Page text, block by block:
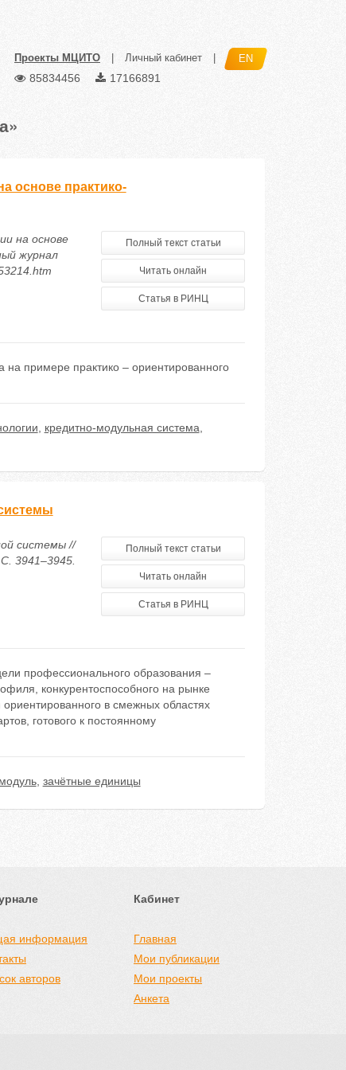
Проекты МЦИТО Личный кабинет EN
85834456 17166891
основе практико-
на основе
журнал
Полный текст статьи
Читать онлайн
Статья в РИНЦ
на примере практико – ориентированного
кредитно-модульная система
системы //
3941–3945.
Полный текст статьи
Читать онлайн
Статья в РИНЦ
профессионального образования –
конкурентоспособного на рынке
в смежных областях
готового к постоянному
модуль, зачётные единицы
информация
авторов
Кабинет
Главная
Мои публикации
Мои проекты
Анкета